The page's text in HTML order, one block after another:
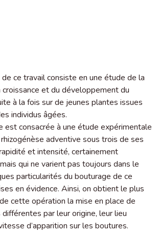
ce travail consiste en une étude de la
et du développement du
à la fois sur de jeunes plantes issues
individus âgées.
est consacrée à une étude expérimentale
adventive sous trois de ses
et intensité, certainement
qui ne varient pas toujours dans le
particularités du bouturage de ce
en évidence. Ainsi, on obtient le plus
cette opération la mise en place de
par leur origine, leur lieu
d’apparition sur les boutures.